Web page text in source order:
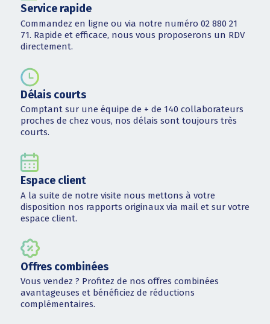
Service rapide
Commandez en ligne ou via notre numéro 02 880 21
71. Rapide et efficace, nous vous proposerons un RDV
directement.
Délais courts
Comptant sur une équipe de + de 140 collaborateurs
proches de chez vous, nos délais sont toujours très
courts.
Espace client
A la suite de notre visite nous mettons à votre
disposition nos rapports originaux via mail et sur votre
espace client.
Offres combinées
Vous vendez ? Profitez de nos offres combinées
avantageuses et bénéficiez de réductions
complémentaires.